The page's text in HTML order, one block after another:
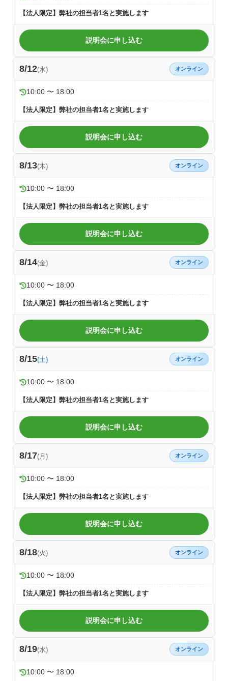
【法人限定】弊社の担当者1名と実施します
説明会に申し込む
8/12(水) オンライン
10:00 〜 18:00
【法人限定】弊社の担当者1名と実施します
説明会に申し込む
8/13(木) オンライン
10:00 〜 18:00
【法人限定】弊社の担当者1名と実施します
説明会に申し込む
8/14(金) オンライン
10:00 〜 18:00
【法人限定】弊社の担当者1名と実施します
説明会に申し込む
8/15(土) オンライン
10:00 〜 18:00
【法人限定】弊社の担当者1名と実施します
説明会に申し込む
8/17(月) オンライン
10:00 〜 18:00
【法人限定】弊社の担当者1名と実施します
説明会に申し込む
8/18(火) オンライン
10:00 〜 18:00
【法人限定】弊社の担当者1名と実施します
説明会に申し込む
8/19(水) オンライン
10:00 〜 18:00